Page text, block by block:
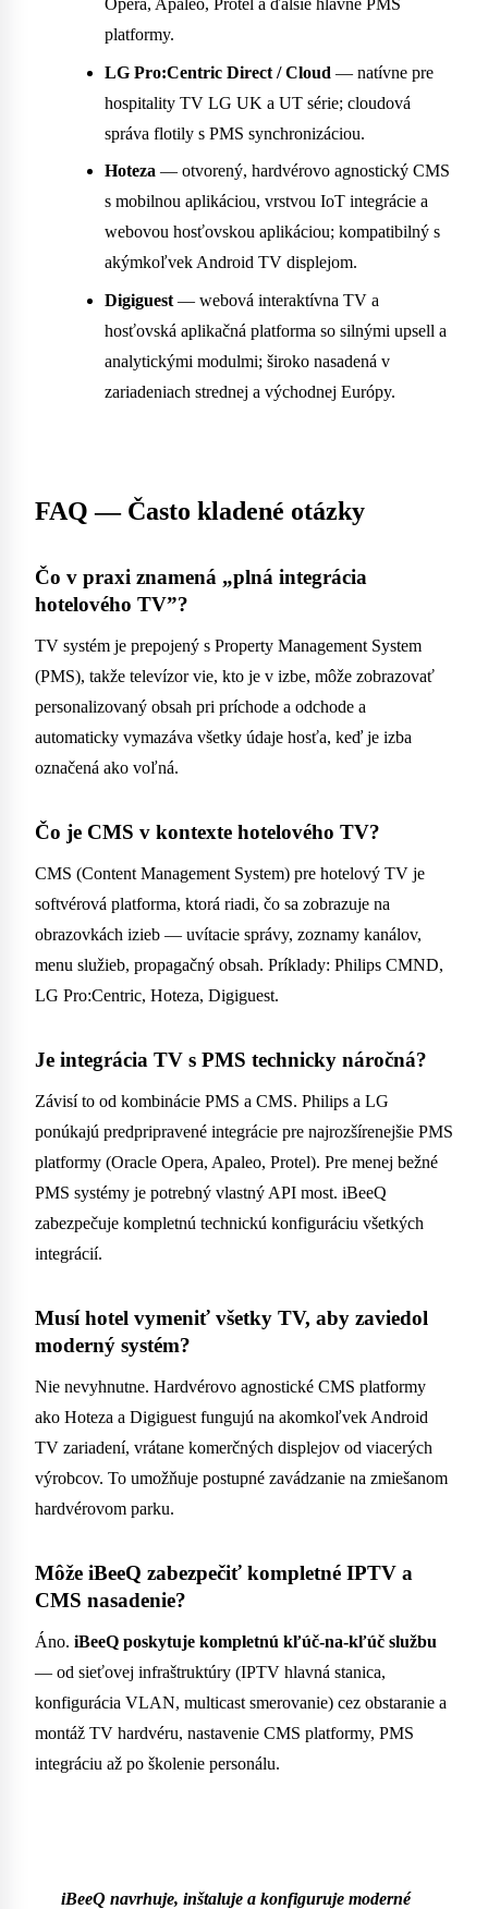
Opera, Apaleo, Protel a ďalšie hlavné PMS
platformy.
LG Pro:Centric Direct / Cloud — natívne pre
hospitality TV LG UK a UT série; cloudová
správa flotily s PMS synchronizáciou.
Hoteza — otvorený, hardvérovo agnostický CMS
s mobilnou aplikáciou, vrstvou IoT integrácie a
webovou hosťovskou aplikáciou; kompatibilný s
akýmkoľvek Android TV displejom.
Digiguest — webová interaktívna TV a
hosťovská aplikačná platforma so silnými upsell a
analytickými modulmi; široko nasadená v
zariadeniach strednej a východnej Európy.
FAQ — Často kladené otázky
Čo v praxi znamená „plná integrácia
hotelového TV”?
TV systém je prepojený s Property Management System
(PMS), takže televízor vie, kto je v izbe, môže zobrazovať
personalizovaný obsah pri príchode a odchode a
automaticky vymazáva všetky údaje hosťa, keď je izba
označená ako voľná.
Čo je CMS v kontexte hotelového TV?
CMS (Content Management System) pre hotelový TV je
softvérová platforma, ktorá riadi, čo sa zobrazuje na
obrazovkách izieb — uvítacie správy, zoznamy kanálov,
menu služieb, propagačný obsah. Príklady: Philips CMND,
LG Pro:Centric, Hoteza, Digiguest.
Je integrácia TV s PMS technicky náročná?
Závisí to od kombinácie PMS a CMS. Philips a LG
ponúkajú predpripravené integrácie pre najrozšírenejšie PMS
platformy (Oracle Opera, Apaleo, Protel). Pre menej bežné
PMS systémy je potrebný vlastný API most. iBeeQ
zabezpečuje kompletnú technickú konfiguráciu všetkých
integrácií.
Musí hotel vymeniť všetky TV, aby zaviedol
moderný systém?
Nie nevyhnutne. Hardvérovo agnostické CMS platformy
ako Hoteza a Digiguest fungujú na akomkoľvek Android
TV zariadení, vrátane komerčných displejov od viacerých
výrobcov. To umožňuje postupné zavádzanie na zmiešanom
hardvérovom parku.
Môže iBeeQ zabezpečiť kompletné IPTV a
CMS nasadenie?
Áno. iBeeQ poskytuje kompletnú kľúč-na-kľúč službu
— od sieťovej infraštruktúry (IPTV hlavná stanica,
konfigurácia VLAN, multicast smerovanie) cez obstaranie a
montáž TV hardvéru, nastavenie CMS platformy, PMS
integráciu až po školenie personálu.
iBeeQ navrhuje, inštaluje a konfiguruje moderné